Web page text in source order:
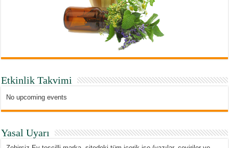
Etkinlik Takvimi
No upcoming events
Yasal Uyarı